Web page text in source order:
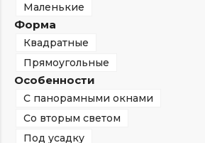
Маленькие
Форма
Квадратные
Прямоугольные
Особенности
С панорамными окнами
Со вторым светом
Под усадку